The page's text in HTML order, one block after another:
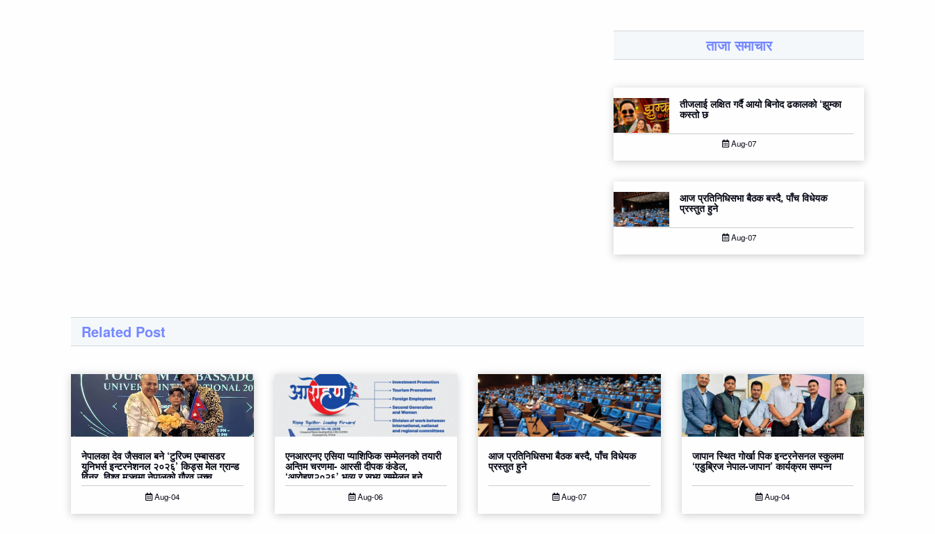
ताजा समाचार
तीजलाई लक्षित गर्दै आयो बिनोद ढकालको ‘झुम्का
कस्तो छ
Aug-07
आज प्रतिनिधिसभा बैठक बस्दै, पाँच विधेयक
प्रस्तुत हुने
Aug-07
Related Post
नेपालका देव जैसवाल बने ‘टुरिज्म एम्बासडर
युनिभर्स इन्टरनेशनल २०२६’ किड्स मेल ग्रान्ड
विनर, विश्व मञ्चमा नेपालको गौरव उच्च
Aug-04
एनआरएनए एसिया प्याशिफिक सम्मेलनको तयारी
अन्तिम चरणमा- आरसी दीपक कंडेल,
‘आरोहण२०२६’ भव्य र सभ्य सम्मेलन हुने
Aug-06
आज प्रतिनिधिसभा बैठक बस्दै, पाँच विधेयक
प्रस्तुत हुने
Aug-07
जापान स्थित गोर्खा पिक इन्टरनेसनल स्कुलमा
‘एडुब्रिज नेपाल-जापान’ कार्यक्रम सम्पन्न
Aug-04